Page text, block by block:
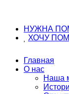
НУЖНА
ХОЧУ
Главная
О нас
Наша